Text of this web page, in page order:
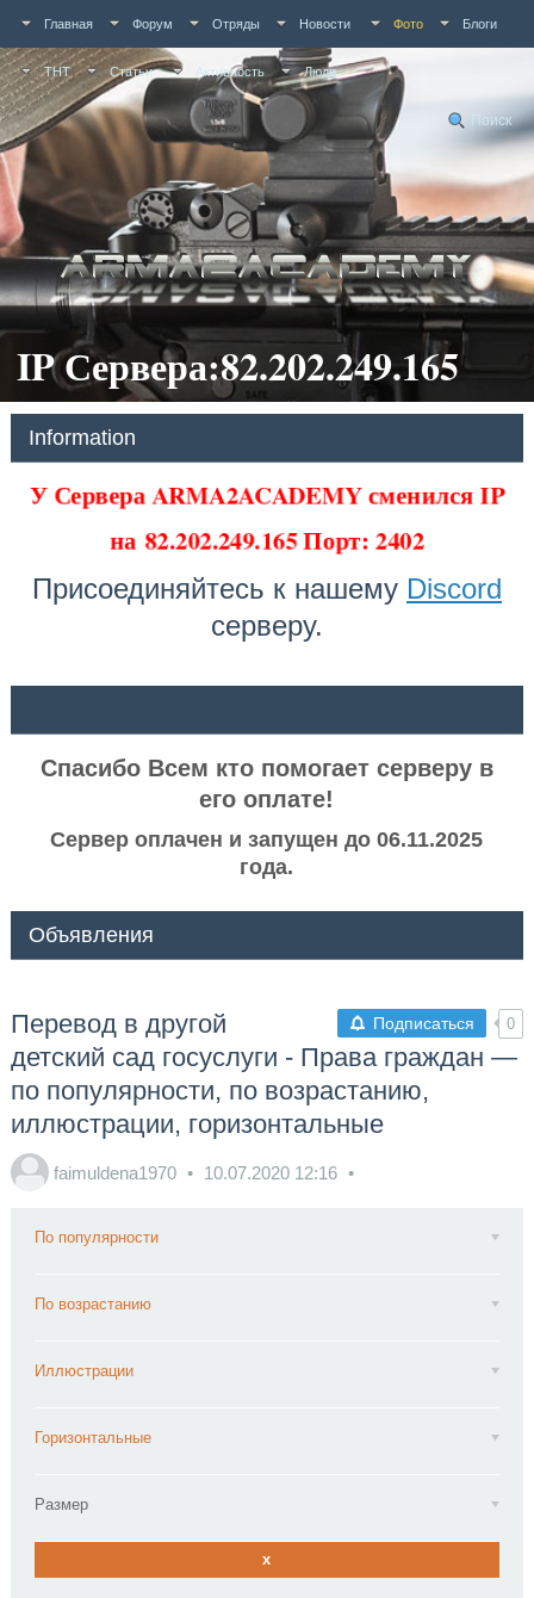
Главная Форум Отряды Новости Фото Блоги
ТНТ Статьи Активность Люди
Поиск
IP Сервера:82.202.249.165
Information
У Сервера ARMA2ACADEMY сменился IP
на82.202.249.165 Порт: 2402
Присоединяйтесь к нашему Discord
серверу.
Спасибо Всем кто помогает серверу в
его оплате!
Сервер оплачен и запущен до 06.11.2025
года.
Объявления
Подписаться 0
Перевод в другой
детский сад госуслуги - Права граждан —
по популярности, по возрастанию,
иллюстрации, горизонтальные
faimuldena1970 10.07.2020 12:16
По популярности
По возрастанию
Иллюстрации
Горизонтальные
Размер
x